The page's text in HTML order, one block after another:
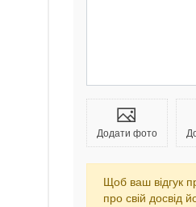
Додати фото
Щоб ваш відгук
про свій досвід